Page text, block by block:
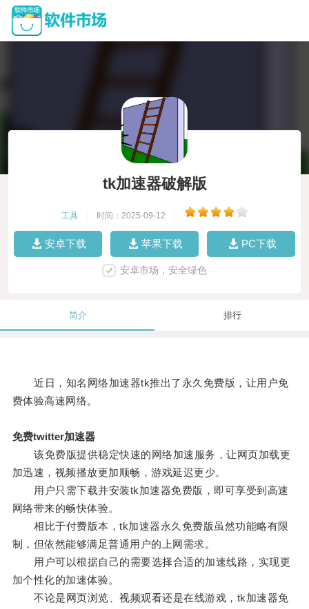
tk加速器破解版
工具 时间：2025-09-12
安卓下载 苹果下载 PC下载
安卓市场，安全绿色
简介 排行
近日，知名网络加速器tk推出了永久免费版，让用户免
费体验高速网络。
免费twitter加速器
该免费版提供稳定快速的网络加速服务，让网页加载更
加迅速，视频播放更加顺畅，游戏延迟更少。
用户只需下载并安装tk加速器免费版，即可享受到高速
网络带来的畅快体验。
相比于付费版本，tk加速器永久免费版虽然功能略有限
制，但依然能够满足普通用户的上网需求。
用户可以根据自己的需要选择合适的加速线路，实现更
加个性化的加速体验。
不论是网页浏览、视频观看还是在线游戏，tk加速器免